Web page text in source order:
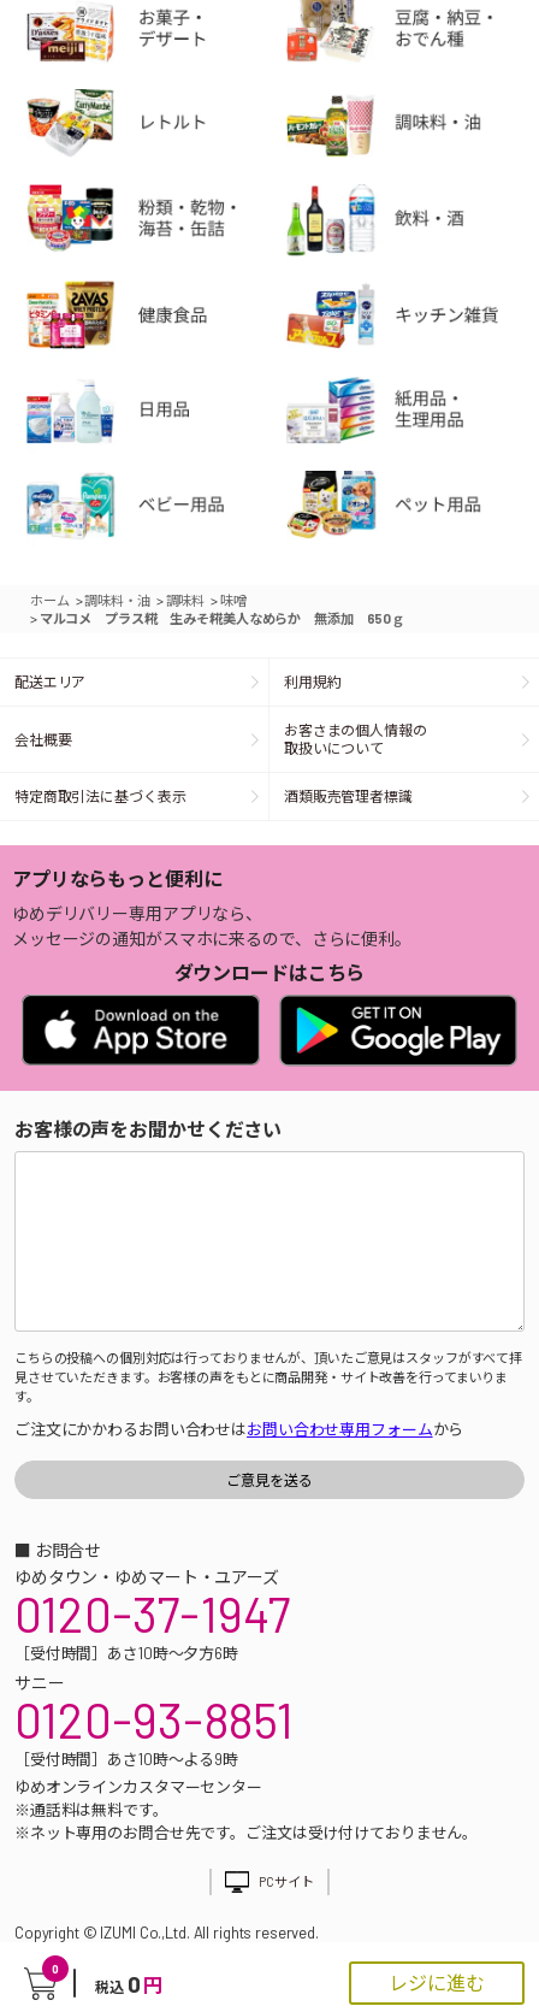
0
税込 0 円 レジに進む
ホーム >調味料・油 >調味料 > 味噌
> マルコメ プラス糀 生みそ糀美人なめらか 無添加 650ｇ
配送エリア 利用規約
会社概要
お客さまの個人情報の
取扱いについて
特定商取引法に基づく表示 酒類販売管理者標識
アプリならもっと便利に
ゆめデリバリー専用アプリなら、
メッセージの通知がスマホに来るので、さらに便利。
ダウンロードはこちら
お客様の声をお聞かせください
こちらの投稿への個別対応は行っておりませんが、頂いたご意見はスタッフがすべて拝
見させていただきます。お客様の声をもとに商品開発・サイト改善を行ってまいりま
す。
ご注文にかかわるお問い合わせはお問い合わせ専用フォームから
■ お問合せ
ゆめタウン・ゆめマート・ユアーズ
0120-37-1947
［受付時間］あさ10時～夕方6時
サニー
0120-93-8851
［受付時間］あさ10時～よる9時
ゆめオンラインカスタマーセンター
※通話料は無料です。
※ネット専用のお問合せ先です。ご注文は受け付けておりません。
PCサイト
Copyright © IZUMI Co.,Ltd. All rights reserved.